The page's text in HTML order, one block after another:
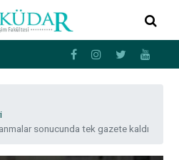
sonucunda tek gazete kaldı